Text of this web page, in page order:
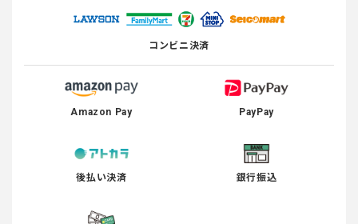
コンビニ決済
Amazon Pay PayPay
後払い決済 銀行振込